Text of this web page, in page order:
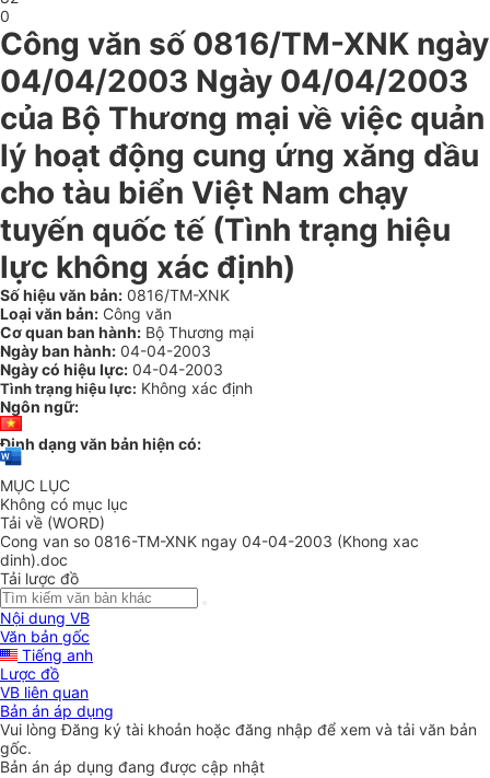
0
Công văn số 0816/TM-XNK ngày
04/04/2003 Ngày 04/04/2003
của Bộ Thương mại về việc quản
lý hoạt động cung ứng xăng dầu
cho tàu biển Việt Nam chạy
tuyến quốc tế (Tình trạng hiệu
lực không xác định)
Số hiệu văn bản: 0816/TM-XNK
Loại văn bản: Công văn
Cơ quan ban hành: Bộ Thương mại
Ngày ban hành: 04-04-2003
Ngày có hiệu lực: 04-04-2003
Tình trạng hiệu lực: Không xác định
Ngôn ngữ:
Định dạng văn bản hiện có:
MỤC LỤC
Không có mục lục
Tải về (WORD)
Cong van so 0816-TM-XNK ngay 04-04-2003 (Khong xac
dinh).doc
Tải lược đồ
Nội dung VB
Văn bản gốc
Tiếng anh
Lược đồ
VB liên quan
Bản án áp dụng
Vui lòngĐăng ký tài khoản hoặc đăng nhập để xem và tải văn bản
gốc.
Bản án áp dụng đang được cập nhật